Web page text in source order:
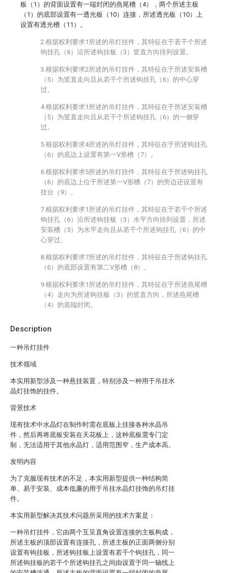
Description
一种吊灯挂件
技术领域
本实用新型涉及一种悬挂装置，特别涉及一种用于吊挂水
晶灯挂饰的挂件。
背景技术
现有技术中水晶灯在制作时需在底板上挂接各种水晶吊
件，然后再将底板安装在天花板上，这种底板需专门定
制，无法适用于其他水晶灯，适用范围窄，生产成本高。
发明内容
为了克服现有技术的不足，本实用新型提供一种结构简
单、易于安装、成本低廉的用于吊挂水晶灯挂饰的吊灯挂
件。
本实用新型解决其技术问题所采用的技术方案是：
一种吊灯挂件，它由两个互呈直角设置连接的主板构成，
所述主板的顶部设置有连接孔，所述主板的正面两侧分别
设置有钩挂板，所述钩挂板上设置有若干个钩挂孔，同一
所述钩挂板的若干个所述钩挂孔之间由设置于同一轴线上
板（1）的背面设置有一端封闭的燕尾槽（4），两个所述主板
（1）的底部设置有一透光板（10）连接，所述透光板（10）上
设置有透光槽（11）。
2.根据权利要求1所述的吊灯挂件，其特征在于若干个所述
钩挂孔（6）沿所述钩挂板（3）竖直方向排列设置。
3.根据权利要求2所述的吊灯挂件，其特征在于所述安装槽
（5）为竖直走向且从若干个所述钩挂孔（6）的中心穿
过。
4.根据权利要求1所述的吊灯挂件，其特征在于所述安装槽
（5）为竖直走向且从若干个所述钩挂孔（6）的一侧穿
过。
5.根据权利要求4所述的吊灯挂件，其特征在于所述钩挂孔
（6）的底边上设置有第一V形槽（7）。
6.根据权利要求5所述的吊灯挂件，其特征在于所述钩挂孔
（6）的底边上位于所述第一V形槽（7）的旁边还设置有
挂台（9）。
7.根据权利要求1所述的吊灯挂件，其特征在于若干个所述
钩挂孔（6）沿所述钩挂板（3）水平方向排列设置，所述
安装槽（5）为水平走向且从若干个所述钩挂孔（6）的中
心穿过。
8.根据权利要求7所述的吊灯挂件，其特征在于所述钩挂孔
（6）的底部设置有第二V形槽（8）。
9.根据权利要求1所述的吊灯挂件，其特征在于所述燕尾槽
（4）走向为所述钩挂板（3）的竖直方向，所述燕尾槽
（4）的底端封闭。